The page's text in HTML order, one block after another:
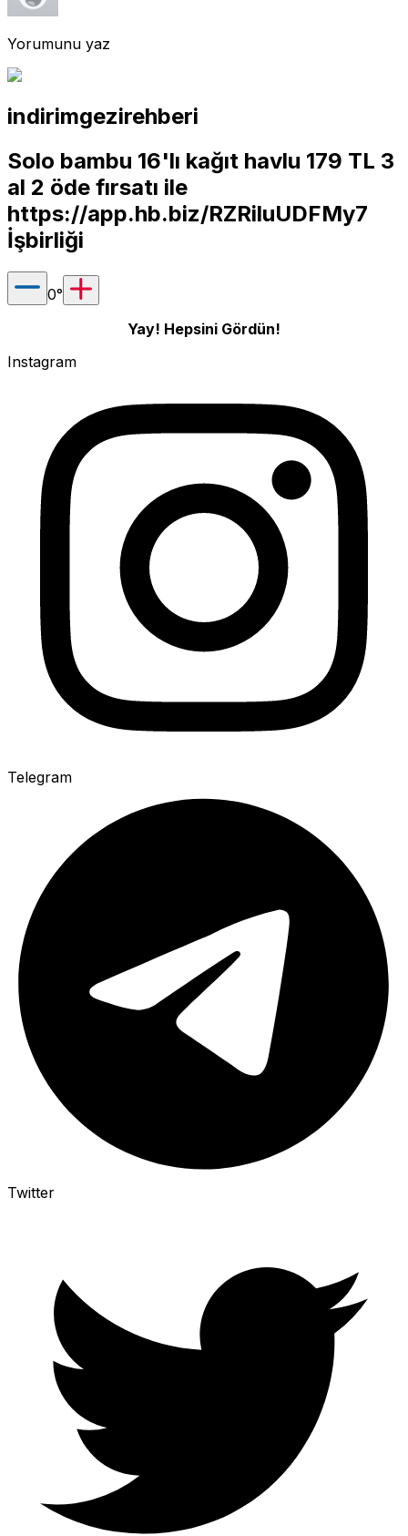
Yorumunu yaz
indirimgezirehberi
Solo bambu 16'lı kağıt havlu 179 TL 3
al 2 öde fırsatı ile
https://app.hb.biz/RZRiluUDFMy7
İşbirliği
0°
Yay! Hepsini Gördün!
Instagram
Telegram
Twitter